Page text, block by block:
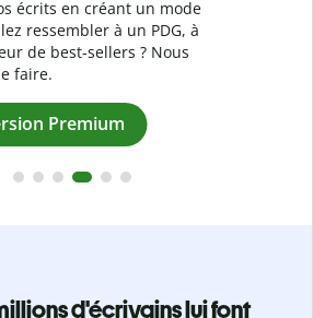
sont 100 % les vôtres grâce au
votre document en quelques
les citations manquantes dans plus
de 100 langues.
à la version Premium
d'écrivains lui font